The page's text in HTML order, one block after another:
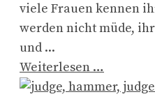
viele Frauen kennen
werden nicht müde,
und ...
Weiterlesen …